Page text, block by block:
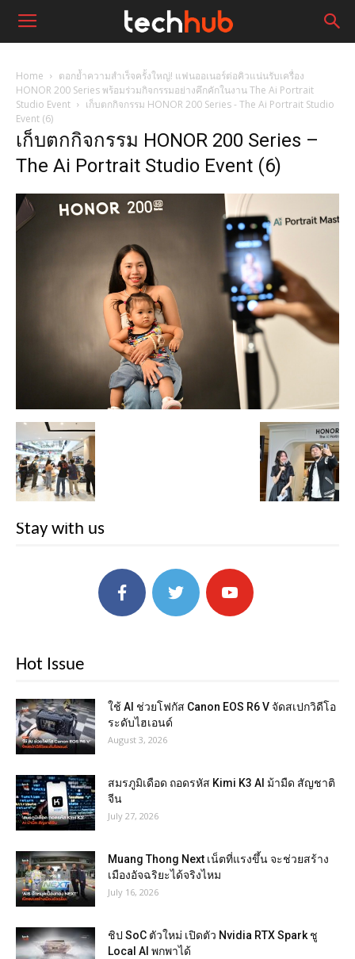
Home
ตอกย้ำความสำเร็จครั้งใหญ่! แฟนออเนอร์ต่อคิวแน่นรับเครื่อง
HONOR 200 Series พร้อมร่วมกิจกรรมอย่างคึกคักในงาน The Ai Portrait
Studio Event
เก็บตกกิจกรรม HONOR 200 Series - The Ai Portrait Studio
Event (6)
เก็บตกกิจกรรม HONOR 200 Series –
The Ai Portrait Studio Event (6)
Stay with us
Hot Issue
ใช้ AI ช่วยโฟกัส Canon EOS R6 V จัดสเปกวิดีโอ
ระดับไฮเอนด์
August 3, 2026
สมรภูมิเดือด ถอดรหัส Kimi K3 AI ม้ามืด สัญชาติ
จีน
July 27, 2026
Muang Thong Next เน็ตที่แรงขึ้น จะช่วยสร้าง
เมืองอัจฉริยะได้จริงไหม
July 16, 2026
ชิป SoC ตัวใหม่ เปิดตัว Nvidia RTX Spark ชู
Local AI พกพาได้